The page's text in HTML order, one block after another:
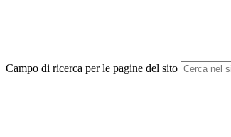
Campo di ricerca per le pagine del sito